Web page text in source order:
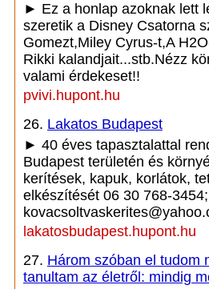
► Ez a honlap azoknak lett
szeretik a Disney Csatorna
Gomezt,Miley Cyrus-t,A
Rikki kalandjait...stb.Nézz
valami érdekeset!!
pvivi.hupont.hu
26. Lakatos Budapest
► 40 éves tapasztalattal
Budapest területén és
kerítések, kapuk, korlátok,
elkészítését 06 30 768-3454;
lakatosbudapest.hupont.hu
27. Három szóban el tudom
tanultam az életről: mindig